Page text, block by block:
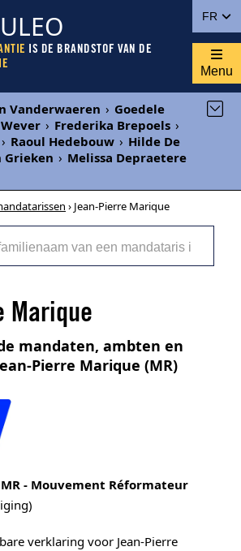
FR
IS DE BRANDSTOF VAN DE
Menu
Vanderwaeren › Goedele
› Frederika Brepoels ›
› Raoul Hedebouw › Hilde De
Grieken › Melissa Depraetere
› Jean-Pierre Marique
Marique
mandaten, ambten en
Pierre Marique (MR)
MR - Mouvement Réformateur
verklaring voor Jean-Pierre